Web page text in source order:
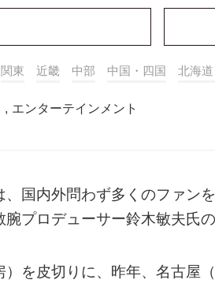
関東 近畿 中部 中国・四国 北海
, エンターテインメント
、国内外問わず多くのファン
プロデューサー鈴木敏夫氏の
を皮切りに、昨年、名古屋